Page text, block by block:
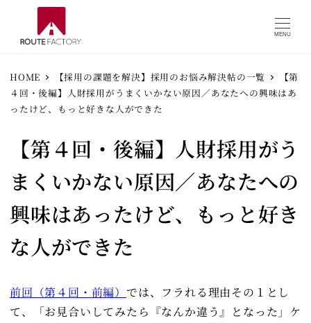
MENU
HOME 【採用の課題を解決】採用のお悩み解決帖の一覧
【第
４回・後編】人財採用がうまくいかない原因／あなたへの興味はあ
ったけど、もっと好きな人ができた
【第４回・後編】人財採用がう
まくいかない原因／あなたへの
興味はあったけど、もっと好き
な人ができた
前回（第４回・前編） では、フラれる理由その１とし
て、「お見合いしてみたら『なんか違う』となった」ケ